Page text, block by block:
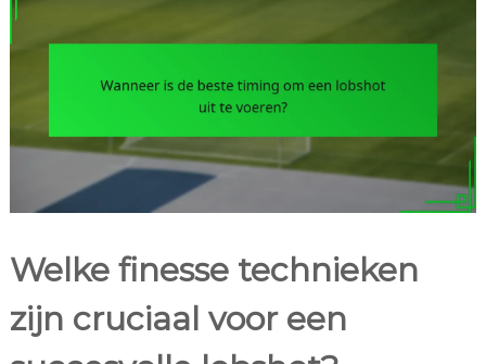
Welke finesse technieken
zijn cruciaal voor een